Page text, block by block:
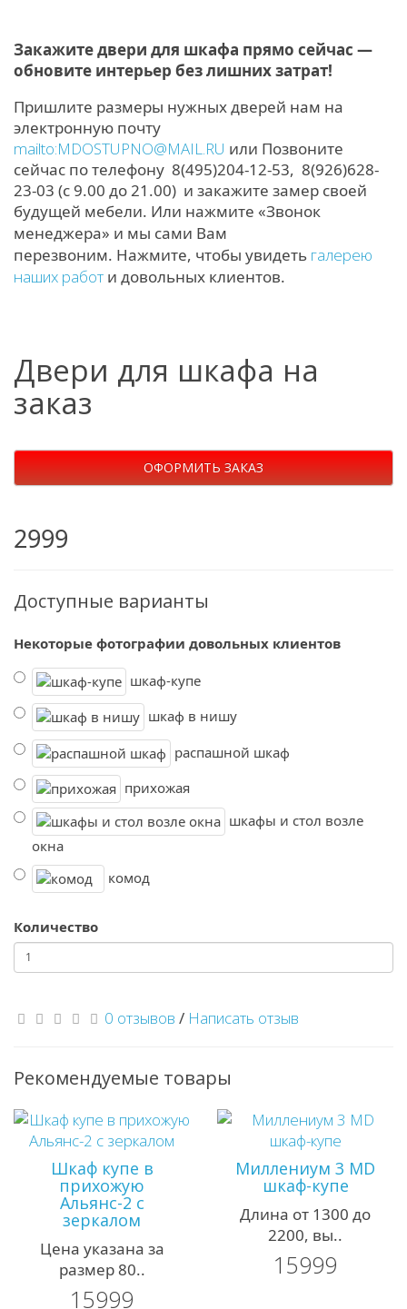
Закажите двери для шкафа прямо сейчас —
обновите интерьер без лишних затрат!
Пришлите размеры нужных дверей нам на
электронную почту
mailto:MDOSTUPNO@MAIL.RU или Позвоните
сейчас по телефону 8(495)204-12-53, 8(926)628-
23-03 (с 9.00 до 21.00) и закажите замер своей
будущей мебели. Или нажмите «Звонок
менеджера» и мы сами Вам
перезвоним. Нажмите, чтобы увидеть галерею
наших работ и довольных клиентов.
Двери для шкафа на
заказ
ОФОРМИТЬ ЗАКАЗ
2999
Доступные варианты
Некоторые фотографии довольных клиентов
шкаф-купе
шкаф в нишу
распашной шкаф
прихожая
шкафы и стол возле
окна
комод
Количество
0 отзывов / Написать отзыв
Рекомендуемые товары
Шкаф купе в
прихожую
Альянс-2 с
зеркалом
Цена указана за
размер 80..
15999
Миллениум 3 MD
шкаф-купе
Длина от 1300 до
2200, вы..
15999